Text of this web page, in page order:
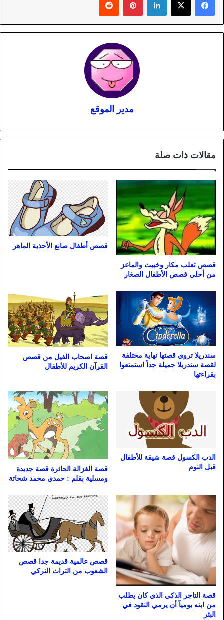
مدير الموقع
مقالات ذات صلة
قصص ثعلب مكار وخبيث والماعز
من أحلي قصص الأطفال الصغار
قصص أطفال صانع الأحذية الماهر
سندريلا تروي قصتها نهاية مختلفة
لقصة سندريلا جميلة جداً استمتعوا
بقراءتها
قصة اصحاب الفيل من قصص
القرآن الكريم للأطفال
الدب الكسول قصة شيقة للأطفال
قبل النوم
قصة الغزالة الحائرة قصة جديدة
ومسلية بقلم : حمدي محمد شحاتة
قصة التاجر الذكي الذي كان يطلب
من ابنه يومياً أن يرمي النقود في
البئر
قصص عالمية قديمة جدا قصص
الشعوب من التراث التركي